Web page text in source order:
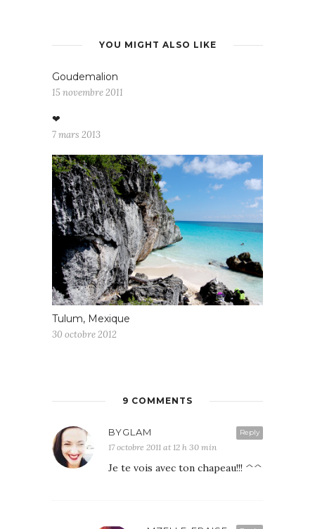
YOU MIGHT ALSO LIKE
Goudemalion
15 novembre 2011
❤
7 mars 2013
Tulum, Mexique
30 octobre 2012
9 COMMENTS
Reply
BYGLAM
17 octobre 2011 at 12 h 30 min
Je te vois avec ton chapeau!!! ^^